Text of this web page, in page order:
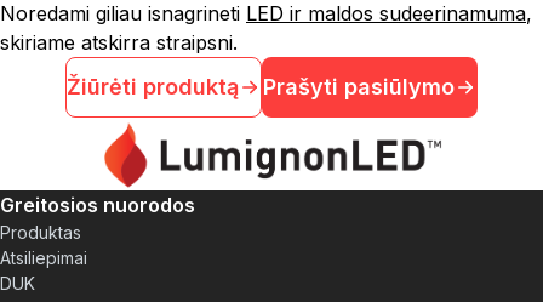
Noredami giliau isnagrineti LED ir maldos sudeerinamuma,
skiriame atskirra straipsni.
Žiūrėti produktą Prašyti pasiūlymo
Greitosios nuorodos
Produktas
Atsiliepimai
DUK